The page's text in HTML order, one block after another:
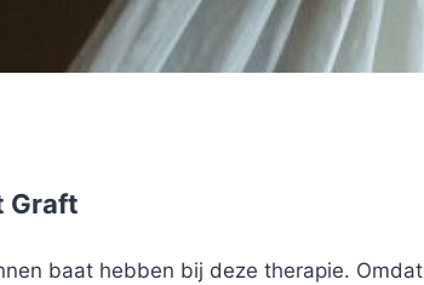
Graft
baat hebben bij deze therapie. Omdat